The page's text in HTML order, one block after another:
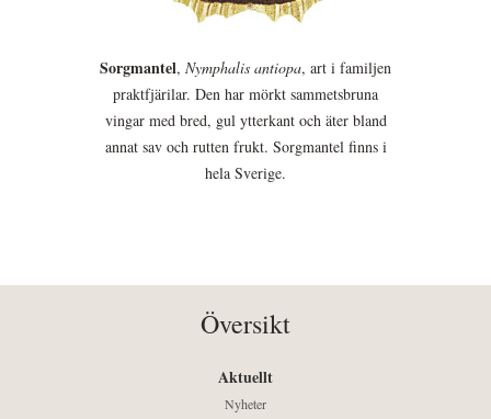
Sorgmantel, Nymphalis antiopa, art i familjen
praktfjärilar. Den har mörkt sammetsbruna
vingar med bred, gul ytterkant och äter bland
annat sav och rutten frukt. Sorgmantel finns i
hela Sverige.
Översikt
Aktuellt
Nyheter